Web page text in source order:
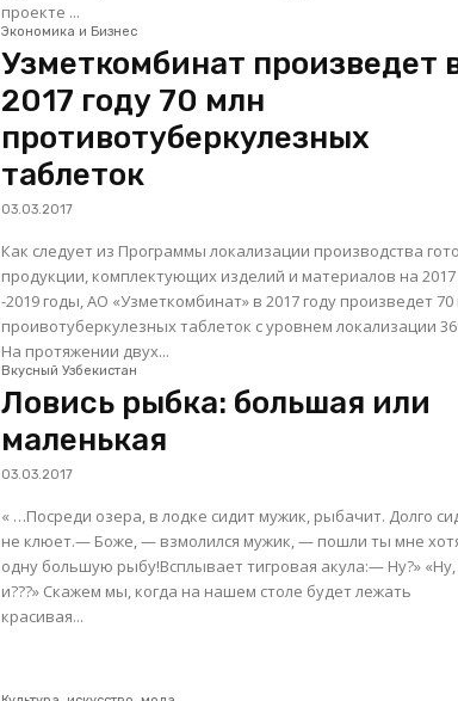
проекте ...
Экономика и Бизнес
Узметкомбинат произведет
2017 году 70 млн
противотуберкулезных
таблеток
03.03.2017
Как следует из Программы локализации производства готовой
продукции, комплектующих изделий и материалов на 2017
-2019 годы, АО «Узметкомбинат» в 2017 году произведет 70 млн
проивотуберкулезных таблеток с уровнем локализации
На протяжении двух...
Вкусный Узбекистан
Ловись рыбка: большая или
маленькая
03.03.2017
« …Посреди озера, в лодке сидит мужик, рыбачит. Долго
не клюет.— Боже, — взмолился мужик, — пошли ты мне
одну большую рыбу!Всплывает тигровая акула:— Ну?» «Ну,
и???» Скажем мы, когда на нашем столе будет лежать
красивая...